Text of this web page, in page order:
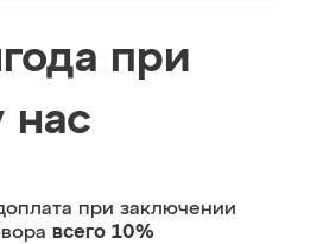
при
нас
при заключении
всего 10%